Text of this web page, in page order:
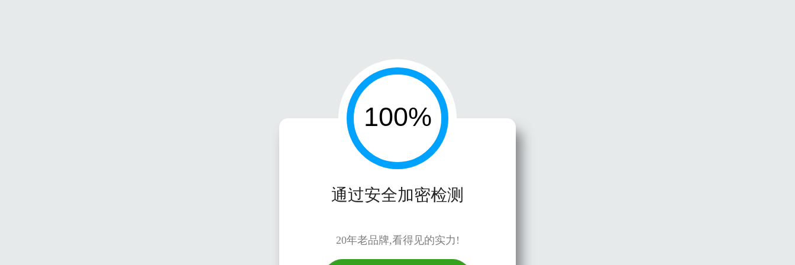
通过安全加密检测
20年老品牌,看得见的实力!